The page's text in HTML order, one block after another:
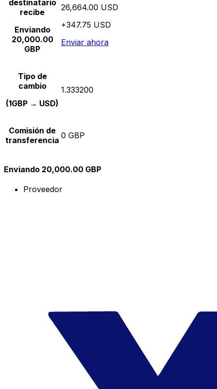
destinatario
recibe
Enviando
20,000.00
GBP
26,664.00 USD
+347.75 USD
Enviar ahora
Tipo de
cambio
(1GBP → USD)
1.333200
Comisión de
transferencia 0 GBP
Enviando 20,000.00 GBP
Proveedor